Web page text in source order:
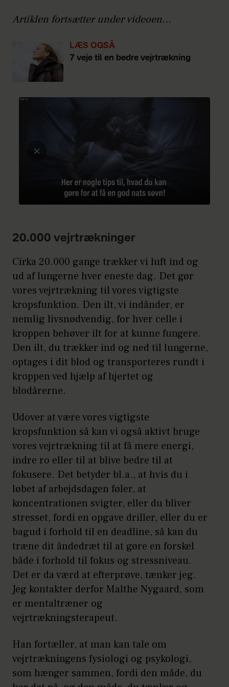
Artiklen fortsætter under videoen...
LÆS OGSÅ
7 veje til en bedre vejrtrækning
20.000 vejrtrækninger
Cirka 20.000 gange trækker vi luft ind og
ud af lungerne hver eneste dag. Det gør
vores vejrtrækning til vores vigtigste
kropsfunktion. Den ilt, vi indånder, er
nemlig livsnødvendig, for hver celle i
kroppen behøver ilt for at kunne fungere.
Den ilt, du trækker ind og ned til lungerne,
optages i dit blod og transporteres rundt i
kroppen ved hjælp af hjertet og
blodårerne.
Udover at være vores vigtigste
kropsfunktion så kan vi også aktivt bruge
vores vejrtrækning til at få mere energi,
indre ro eller til at blive bedre til at
fokusere. Det betyder bl.a., at hvis du i
løbet af arbejdsdagen føler, at
koncentrationen svigter, eller du bliver
stresset, fordi en opgave driller, eller du er
bagud i forhold til en deadline, så kan du
træne dit åndedræt til at gøre en forskel
både i forhold til fokus og stressniveau.
Det er da værd at efterprøve, tænker jeg.
Jeg kontakter derfor Malthe Nygaard, som
er mentaltræner og
vejrtrækningsterapeut.
Han fortæller, at man kan tale om
vejrtrækningens fysiologi og psykologi,
som hænger sammen, fordi den måde, du